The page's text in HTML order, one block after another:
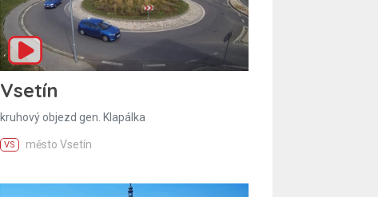
Vsetín
kruhový objezd gen. Klapálka
VS město Vsetín